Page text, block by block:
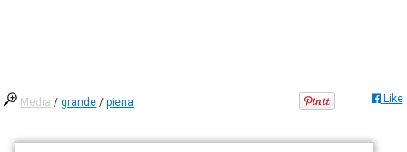
Media /grande /piena Like